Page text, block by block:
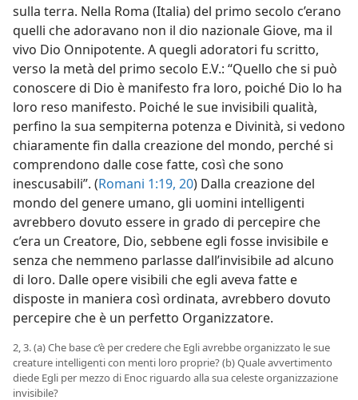
sulla terra. Nella Roma (Italia) del primo secolo c’erano
quelli che adoravano non il dio nazionale Giove, ma il
vivo Dio Onnipotente. A quegli adoratori fu scritto,
verso la metà del primo secolo E.V.: “Quello che si può
conoscere di Dio è manifesto fra loro, poiché Dio lo ha
loro reso manifesto. Poiché le sue invisibili qualità,
perfino la sua sempiterna potenza e Divinità, si vedono
chiaramente fin dalla creazione del mondo, perché si
comprendono dalle cose fatte, così che sono
inescusabili”. (Romani 1:19, 20) Dalla creazione del
mondo del genere umano, gli uomini intelligenti
avrebbero dovuto essere in grado di percepire che
c’era un Creatore, Dio, sebbene egli fosse invisibile e
senza che nemmeno parlasse dall’invisibile ad alcuno
di loro. Dalle opere visibili che egli aveva fatte e
disposte in maniera così ordinata, avrebbero dovuto
percepire che è un perfetto Organizzatore.
2, 3. (a) Che base c’è per credere che Egli avrebbe organizzato le sue
creature intelligenti con menti loro proprie? (b) Quale avvertimento
diede Egli per mezzo di Enoc riguardo alla sua celeste organizzazione
invisibile?